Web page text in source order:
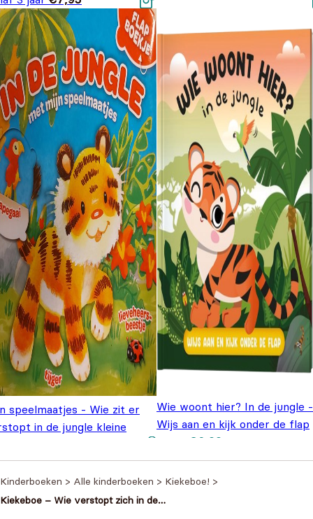
speelmaatjes - Wie zit er
in de jungle kleine
Wie woont hier? In de jungle -
Wijs aan en kijk onder de flap
Oorspronkelijke prijs
€ 6,99
Kinderboeken > Alle kinderboeken > Kiekeboe! >
Kiekeboe – Wie verstopt zich in de